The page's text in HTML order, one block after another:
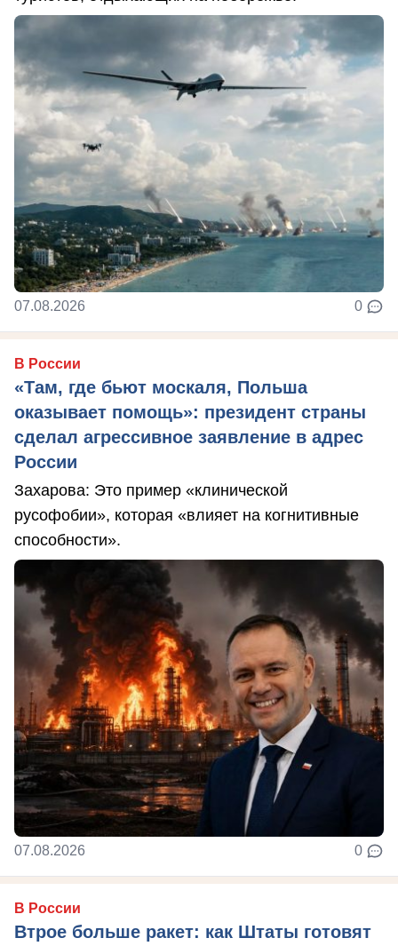
07.08.2026 0
В России
«Там, где бьют москаля, Польша
оказывает помощь»: президент страны
сделал агрессивное заявление в адрес
России
Захарова: Это пример «клинической
русофобии», которая «влияет на когнитивные
способности».
07.08.2026 0
В России
Втрое больше ракет: как Штаты готовят